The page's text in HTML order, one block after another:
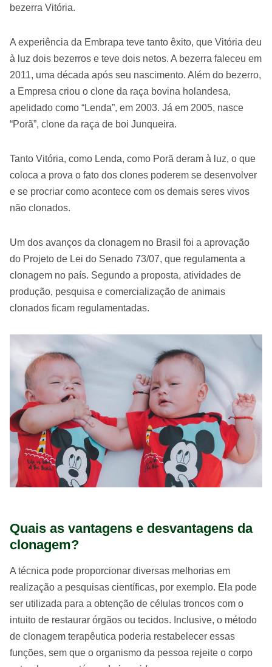
bezerra Vitória.
A experiência da Embrapa teve tanto êxito, que Vitória deu
à luz dois bezerros e teve dois netos. A bezerra faleceu em
2011, uma década após seu nascimento. Além do bezerro,
a Empresa criou o clone da raça bovina holandesa,
apelidado como “Lenda”, em 2003. Já em 2005, nasce
“Porã”, clone da raça de boi Junqueira.
Tanto Vitória, como Lenda, como Porã deram à luz, o que
coloca a prova o fato dos clones poderem se desenvolver
e se procriar como acontece com os demais seres vivos
não clonados.
Um dos avanços da clonagem no Brasil foi a aprovação
do Projeto de Lei do Senado 73/07, que regulamenta a
clonagem no país. Segundo a proposta, atividades de
produção, pesquisa e comercialização de animais
clonados ficam regulamentadas.
Quais as vantagens e desvantagens da
clonagem?
A técnica pode proporcionar diversas melhorias em
realização a pesquisas científicas, por exemplo. Ela pode
ser utilizada para a obtenção de células troncos com o
intuito de restaurar órgãos ou tecidos. Inclusive, o método
de clonagem terapêutica poderia restabelecer essas
funções, sem que o organismo da pessoa rejeite o corpo